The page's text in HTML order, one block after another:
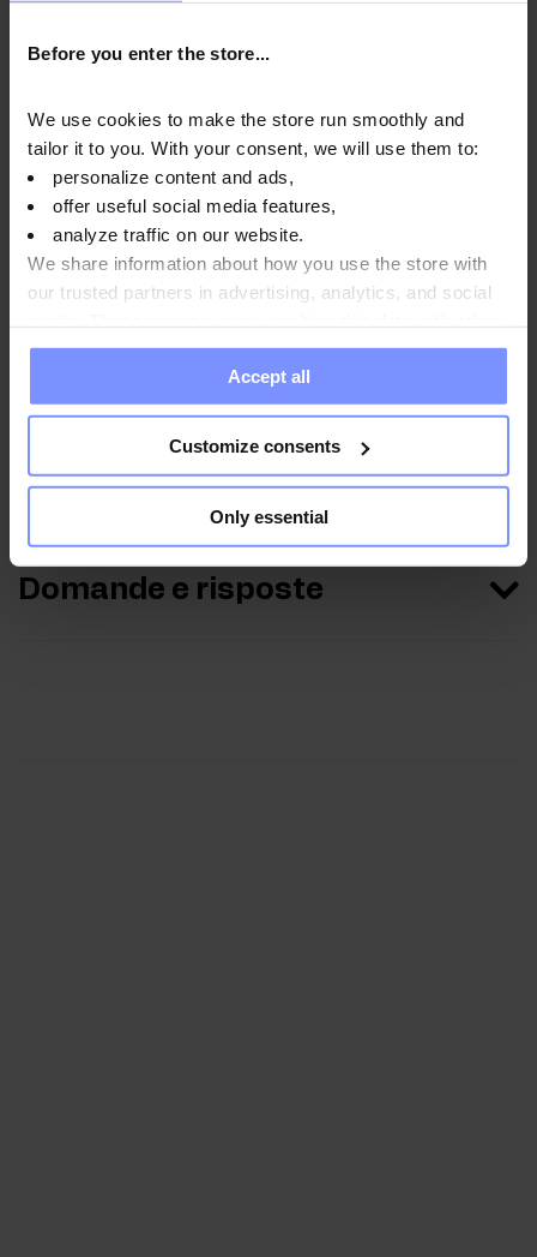
Before you enter the store...
We use cookies to make the store run smoothly and
tailor it to you. With your consent, we will use them to:
personalize content and ads,
offer useful social media features,
analyze traffic on our website.
We share information about how you use the store with
our trusted partners in advertising, analytics, and social
information you have provided to them or that they have
collected when you use their services. Do you agree?
Accept all
Customize consents
Only essential
La felpa con cappuccio OstroVit è disponibile in diverse taglie e,
armonioso e comodo, perfetto per le attività quotidiane. Il
prodotto è stato progettato e realizzato in Polonia. Lavare
delicatamente a una temperatura massima di 40 °C. Non
candeggiare, non lavare a secco.
Materiale:90% cotone, 10% poliestere.
Produttore:
Domande e risposte